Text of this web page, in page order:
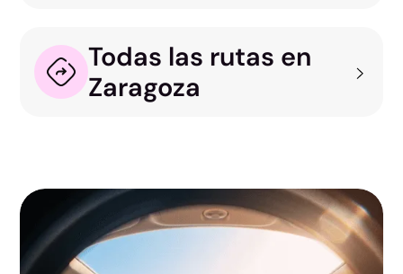
Todas las rutas en
Zaragoza